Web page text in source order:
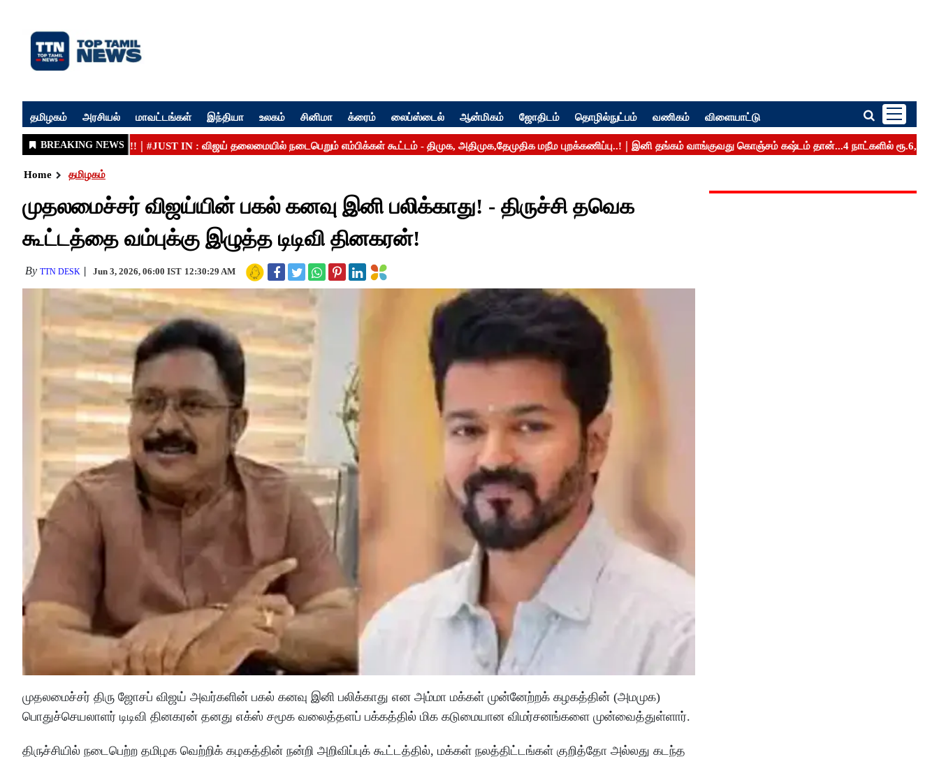
தமிழகம் அரசியல் மாவட்டங்கள் இந்தியா உலகம் சினிமா க்ரைம் லைப்ஸ்டைல் ஆன்மிகம் ஜோதிடம் தொழில்நுட்பம் வணிகம் விளையாட்டு
Home தமிழகம்
முதலமைச்சர் விஜய்யின் பகல் கனவு இனி பலிக்காது! - திருச்சி தவெக
கூட்டத்தை வம்புக்கு இழுத்த டிடிவி தினகரன்!
By TTN DESK Jun 3, 2026, 06:00 IST 12:30:29 AM
முதலமைச்சர் திரு ஜோசப் விஜய் அவர்களின் பகல் கனவு இனி பலிக்காது என அம்மா மக்கள் முன்னேற்றக் கழகத்தின் (அமமுக)
பொதுச்செயலாளர் டிடிவி தினகரன் தனது எக்ஸ் சமூக வலைத்தளப் பக்கத்தில் மிக கடுமையான விமர்சனங்களை முன்வைத்துள்ளார்.
திருச்சியில் நடைபெற்ற தமிழக வெற்றிக் கழகத்தின் நன்றி அறிவிப்புக் கூட்டத்தில், மக்கள் நலத்திட்டங்கள் குறித்தோ அல்லது கடந்த